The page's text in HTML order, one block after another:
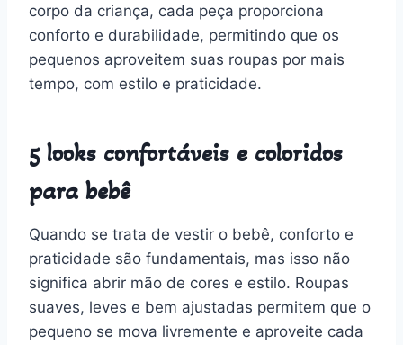
corpo da criança, cada peça proporciona
conforto e durabilidade, permitindo que os
pequenos aproveitem suas roupas por mais
tempo, com estilo e praticidade.
5 looks confortáveis e coloridos
para bebê
Quando se trata de vestir o bebê, conforto e
praticidade são fundamentais, mas isso não
significa abrir mão de cores e estilo. Roupas
suaves, leves e bem ajustadas permitem que o
pequeno se mova livremente e aproveite cada